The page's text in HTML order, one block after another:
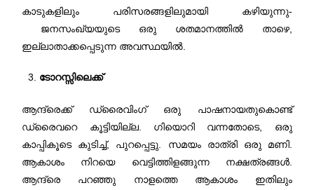
കാടുകളിലും പരിസരങ്ങളിലുമായി കഴിയുന്നു-
ജനസംഖ്യയുടെ ഒരു ശതമാനത്തില്‍ താഴെ,
ഇല്ലാതാക്കപ്പെടുന്ന അവസ്ഥയില്‍.
ടോറസ്സിലെക്ക്
ആന്ദ്രെക്ക് ഡ്രൈവിംഗ് ഒരു പാഷനായതുകൊണ്ട്
ഡ്രൈവറെ കൂട്ടിയില്ല. ഗിയൊറി വന്നതോടെ, ഒരു
കാപ്പികൂടെ കുടിച്ച്, പുറപ്പെട്ടു. സമയം രാത്രി ഒരു മണി.
ആകാശം നിറയെ വെട്ടിത്തിളങ്ങുന്ന നക്ഷത്രങ്ങള്‍.
ആന്ദ്രെ പറഞ്ഞു നാളത്തെ ആകാശം ഇതിലും